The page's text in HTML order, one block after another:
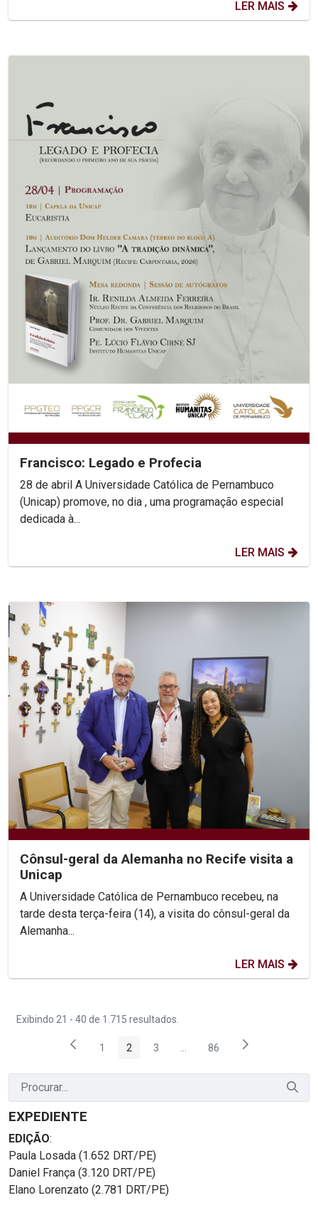
LER MAIS
Francisco: Legado e Profecia
28 de abril A Universidade Católica de Pernambuco
(Unicap) promove, no dia , uma programação especial
dedicada à...
LER MAIS
Cônsul-geral da Alemanha no Recife visita a
Unicap
A Universidade Católica de Pernambuco recebeu, na
tarde desta terça-feira (14), a visita do cônsul-geral da
Alemanha...
LER MAIS
Exibindo 21 - 40 de 1.715 resultados.
Página
1 Página
2 Página
3 Páginas intermediárias Usar
Página
86
EXPEDIENTE
EDIÇÃO:
Paula Losada (1.652 DRT/PE)
Daniel França (3.120 DRT/PE)
Elano Lorenzato (2.781 DRT/PE)